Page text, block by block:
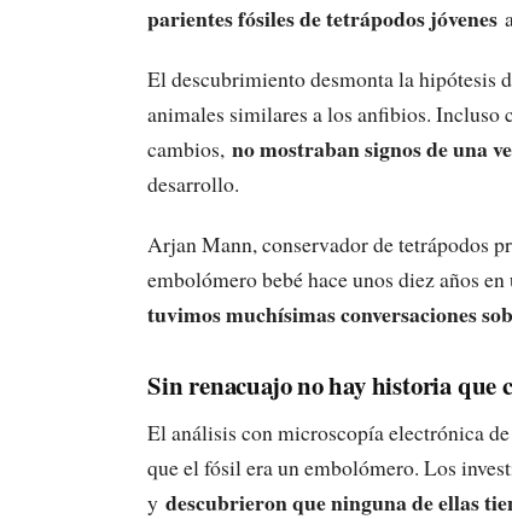
parientes fósiles de tetrápodos jóvenes
El descubrimiento desmonta la hipótesis
animales similares a los anfibios. Incluso
cambios, no mostraban signos de una
desarrollo.
Arjan Mann, conservador de tetrápodos
embolómero bebé hace unos diez años
tuvimos muchísimas conversaciones
Sin renacuajo no hay historia que
El análisis con microscopía electrónica
que el fósil era un embolómero. Los
y descubrieron que ninguna de ellas